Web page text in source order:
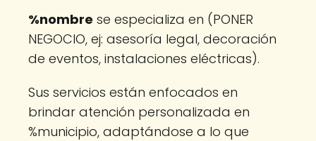
%nombre se especializa en (PONER
NEGOCIO, ej: asesoría legal, decoración
de eventos, instalaciones eléctricas).
Sus servicios están enfocados en
brindar atención personalizada en
%municipio, adaptándose a lo que